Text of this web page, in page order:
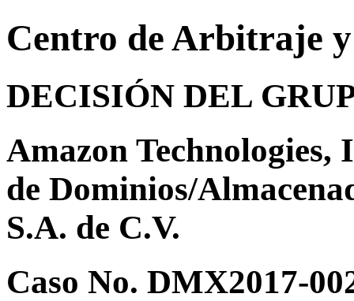
Centro de Arbitraje
DECISIÓN DEL
Amazon
de Dominios/
S.A. de C.V.
Caso No. DMX2017-